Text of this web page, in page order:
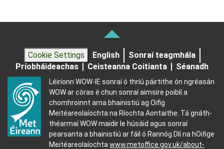
Cookie Settings English
Sonraí teagmhála
Príobháideachas
Ceisteanna Coitianta Séanadh
Léiríonn WOW-IE sonraí ó thríú páirtithe ón ngréasán
WOW ar córas é chun sonraí aimsire poiblí a
chomhroinnt arna bhainistiú ag Oifig
Meitéareolaíochta na Ríochta Aontaithe. Tá gnáth-
théarmaí WOW maidir le húsáid agus sonraí
pearsanta a bhainistiú ar fáil ó Rannóg Dlí na hOifige
Meitéareolaíochta www.metoffice.gov.uk/about-